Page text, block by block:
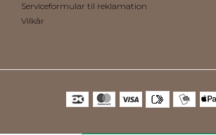
Serviceformular til reklamation
Vilkår